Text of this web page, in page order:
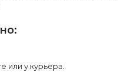
или у курьера.